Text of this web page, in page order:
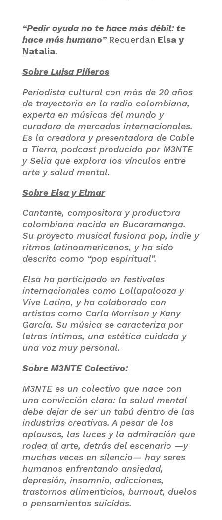
“Pedir ayuda no te hace más débil: te
hace más humano” Recuerdan Elsa y
Natalia.
Sobre Luisa Piñeros
Periodista cultural con más de 20 años
de trayectoria en la radio colombiana,
experta en músicas del mundo y
curadora de mercados internacionales.
Es la creadora y presentadora de Cable
a Tierra, podcast producido por M3NTE
y Selia que explora los vínculos entre
arte y salud mental.
Sobre Elsa y Elmar
Cantante, compositora y productora
colombiana nacida en Bucaramanga.
Su proyecto musical fusiona pop, indie y
ritmos latinoamericanos, y ha sido
descrito como “pop espiritual”.
Elsa ha participado en festivales
internacionales como Lollapalooza y
Vive Latino, y ha colaborado con
artistas como Carla Morrison y Kany
García. Su música se caracteriza por
letras íntimas, una estética cuidada y
una voz muy personal.
Sobre M3NTE Colectivo:
M3NTE es un colectivo que nace con
una convicción clara: la salud mental
debe dejar de ser un tabú dentro de las
industrias creativas. A pesar de los
aplausos, las luces y la admiración que
rodea al arte, detrás del escenario —y
muchas veces en silencio— hay seres
humanos enfrentando ansiedad,
depresión, insomnio, adicciones,
trastornos alimenticios, burnout, duelos
o pensamientos suicidas.